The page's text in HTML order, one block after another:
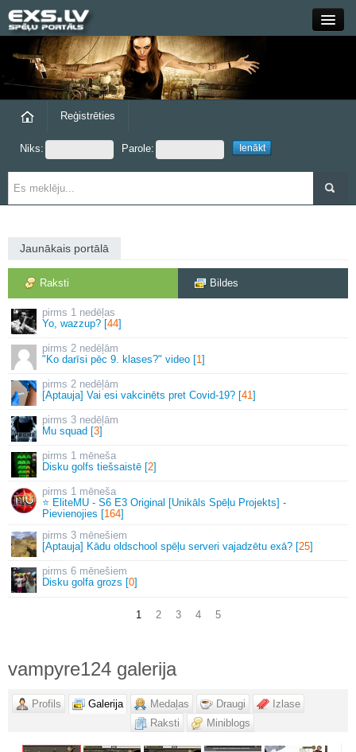
Grupas
Reģistrēties
Niks: Parole:
Jaunākais portālā
Raksti Bildes
1 nedēļas
Yo, wazzup? [44]
2 nedēļām
"Ko darīsi pēc 9. klases?" video [1]
2 nedēļām
[Aptauja] Vai esi vakcinēts pret Covid-19? [41]
3 nedēļām
Mu squad [3]
1 mēneša
Disku golfs tiešsaistē [2]
1 mēneša
⭐ EliteMU - S6 E3 Original [Unikāls Spēļu Projekts] -
Pievienojies [164]
3 mēnešiem
[Aptauja] Kādu oldschool spēļu serveri vajadzētu exā? [25]
6 mēnešiem
Disku golfa grozs [0]
1 2 3 4 5
vampyre124 galerija
Profils Galerija Medaļas Draugi
Izlase
Raksti
Miniblogs